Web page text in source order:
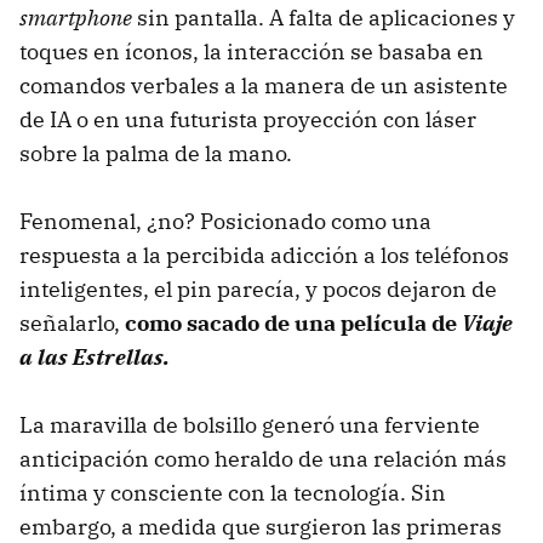
smartphone sin pantalla. A falta de aplicaciones y
toques en íconos, la interacción se basaba en
comandos verbales a la manera de un asistente
de IA o en una futurista proyección con láser
sobre la palma de la mano.
Fenomenal, ¿no? Posicionado como una
respuesta a la percibida adicción a los teléfonos
inteligentes, el pin parecía, y pocos dejaron de
señalarlo, como sacado de una película de Viaje
a las Estrellas.
La maravilla de bolsillo generó una ferviente
anticipación como heraldo de una relación más
íntima y consciente con la tecnología. Sin
embargo, a medida que surgieron las primeras